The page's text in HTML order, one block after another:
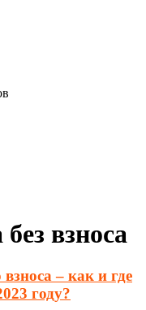
взноса
– как и где
году?